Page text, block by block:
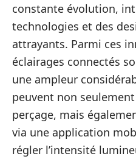
constante évolution,
technologies et des
attrayants. Parmi ces
éclairages connectés
une ampleur
peuvent non
perçage, mais
via une application
régler l’intensité